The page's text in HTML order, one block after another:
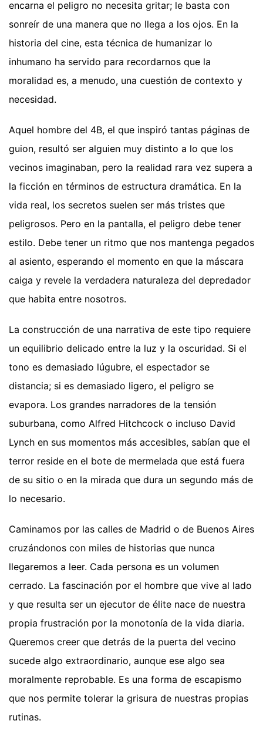
encarna el peligro no necesita gritar; le basta con
sonreír de una manera que no llega a los ojos. En la
historia del cine, esta técnica de humanizar lo
inhumano ha servido para recordarnos que la
moralidad es, a menudo, una cuestión de contexto y
necesidad.
Aquel hombre del 4B, el que inspiró tantas páginas de
guion, resultó ser alguien muy distinto a lo que los
vecinos imaginaban, pero la realidad rara vez supera a
la ficción en términos de estructura dramática. En la
vida real, los secretos suelen ser más tristes que
peligrosos. Pero en la pantalla, el peligro debe tener
estilo. Debe tener un ritmo que nos mantenga pegados
al asiento, esperando el momento en que la máscara
caiga y revele la verdadera naturaleza del depredador
que habita entre nosotros.
La construcción de una narrativa de este tipo requiere
un equilibrio delicado entre la luz y la oscuridad. Si el
tono es demasiado lúgubre, el espectador se
distancia; si es demasiado ligero, el peligro se
evapora. Los grandes narradores de la tensión
suburbana, como Alfred Hitchcock o incluso David
Lynch en sus momentos más accesibles, sabían que el
terror reside en el bote de mermelada que está fuera
de su sitio o en la mirada que dura un segundo más de
lo necesario.
Caminamos por las calles de Madrid o de Buenos Aires
cruzándonos con miles de historias que nunca
llegaremos a leer. Cada persona es un volumen
cerrado. La fascinación por el hombre que vive al lado
y que resulta ser un ejecutor de élite nace de nuestra
propia frustración por la monotonía de la vida diaria.
Queremos creer que detrás de la puerta del vecino
sucede algo extraordinario, aunque ese algo sea
moralmente reprobable. Es una forma de escapismo
que nos permite tolerar la grisura de nuestras propias
rutinas.